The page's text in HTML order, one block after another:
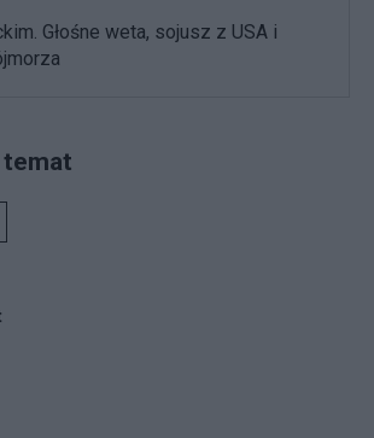
Głośne weta, sojusz z USA i
temat